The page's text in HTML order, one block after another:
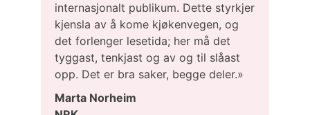
internasjonalt publikum. Dette styrkjer
kjensla av å kome kjøkenvegen, og
det forlenger lesetida; her må det
tyggast, tenkjast og av og til slåast
opp. Det er bra saker, begge deler.»
Marta Norheim